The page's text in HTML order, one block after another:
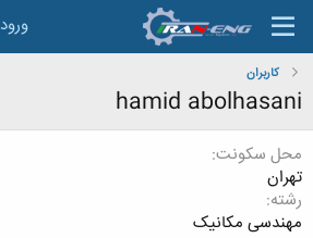
ورود
کاربران
hamid abolhasani
محل سکونت
تهران
رشته
مهندسی مکانیک